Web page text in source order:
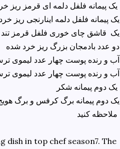
یک پیمانه فلفل دلمه اینارنجی ریز
یک قاشق چای خوری فلفل قرمز تند
دو عدد بادمجان بزرگ ریز خرد شده
آب و رنده پوست چهار عدد لیموی
آب و رنده پوست چهار عدد لیموی
یک دوم پیمانه برگ کرفس و برگ
dish in top chef season7. The